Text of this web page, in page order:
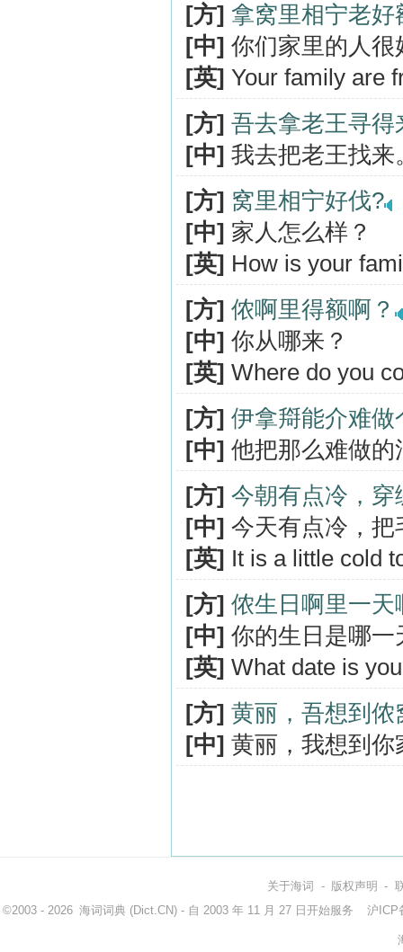
[方] 拿窝里相宁老好
[中] 你们家里的人很
[英] Your family are
[方] 吾去拿老王寻得
[中] 我去把老王找来
[方] 窝里相宁好伐?
[中] 家人怎么样？
[英] How is your
[方] 侬啊里得额啊？
[中] 你从哪来？
[英] Where do you
[方] 伊拿搿能介难
[中] 他把那么难做的
[方] 今朝有点冷，穿
[中] 今天有点冷，把
[英] It is a little cold
[方] 侬生日啊里一天
[中] 你的生日是哪一
[英] What date is
[方] 黄丽，吾想到侬
[中] 黄丽，我想到你
关于海词 - 版权声明 -
©2003 - 2026 海词词典 (Dict.CN) - 自 2003 年 11 月 27 日开始服务 沪ICP